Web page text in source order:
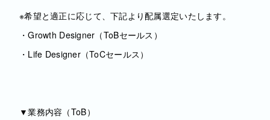
※希望と適正に応じて、下記より配属選定いたします。
・Growth Designer（ToBセールス）
・Life Designer（ToCセールス）
▼業務内容（ToB）